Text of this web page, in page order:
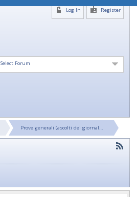
Register
Log In
Select Forum
Prove generali (ascolti dei giornal…